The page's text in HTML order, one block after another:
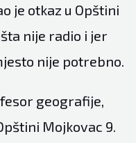
je otkaz u Opštini
nije radio i jer
nije potrebno.
geografije,
Mojkovac 9.